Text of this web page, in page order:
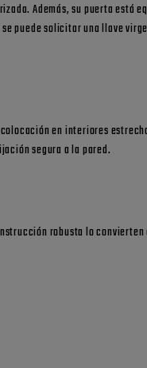
Además, su puerta está
puede solicitar una llave
en interiores
segura a la pared.
robusta lo